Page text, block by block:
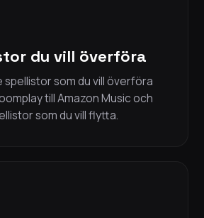
du vill överföra
spellistor som du vill överföra
till Amazon Music och
som du vill flytta.